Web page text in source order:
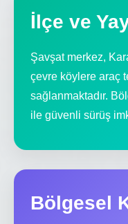
İlçe ve
Şavşat merkez,
çevre köylere araç
sağlanmaktadır.
ile güvenli sürüş
Bölgesel